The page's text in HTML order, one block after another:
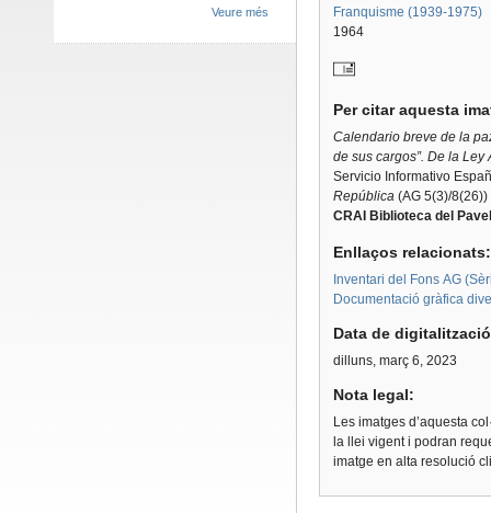
Franquisme (1939-1975)
1964
Per citar aquesta
Calendario breve de la
de sus cargos”. De la
Servicio Informativo
República(AG 5(3)/8(26))
CRAI Biblioteca del
Enllaços
Inventari del Fons AG
Documentació gràfica
Data de
dilluns, març 6, 2023
Nota legal:
Les imatges d’aquesta
la llei vigent i podran
imatge en alta resolució
Veure més